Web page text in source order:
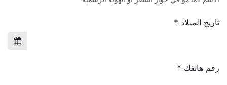
تاريخ الميلاد *
رقم هاتفك *